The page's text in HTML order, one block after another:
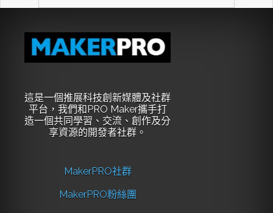
這是一個推展科技創新媒體及社群
平台，我們和PRO Maker攜手打
造一個共同學習、交流、創作及分
享資源的開發者社群。
MakerPRO社群
MakerPRO粉絲團